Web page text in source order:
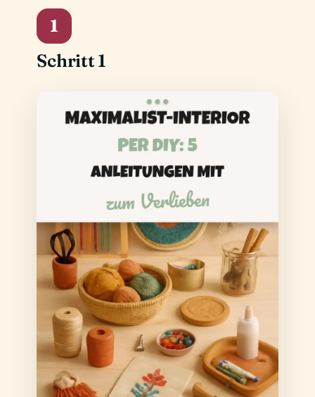
1
Schritt 1